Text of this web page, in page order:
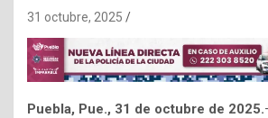
31 octubre, 2025
Puebla, Pue., 31 de octubre de 2025.